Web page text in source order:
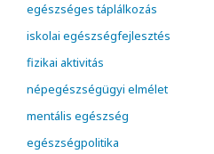
egészséges táplálkozás
iskolai egészségfejlesztés
fizikai aktivitás
népegészségügyi elmélet
mentális egészség
egészségpolitika